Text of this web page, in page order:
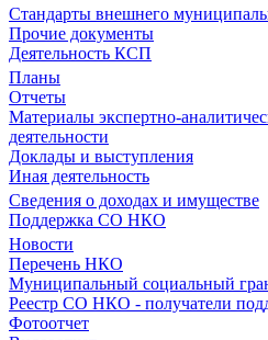
Стандарты внешнего
Прочие документы
Деятельность КСП
Планы
Отчеты
Материалы экспертно-
деятельности
Доклады и выступления
Иная деятельность
Сведения о доходах и имуществе
Поддержка СО НКО
Новости
Перечень НКО
Муниципальный социальный
Реестр СО НКО - получатели
Фотоотчет